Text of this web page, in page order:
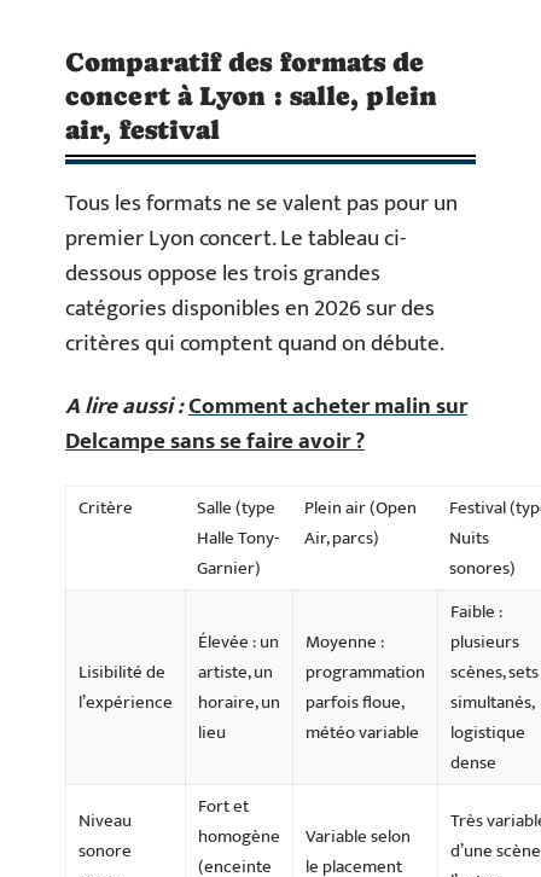
Comparatif des formats de
concert à Lyon : salle, plein
air, festival
Tous les formats ne se valent pas pour un
premier Lyon concert. Le tableau ci-
dessous oppose les trois grandes
catégories disponibles en 2026 sur des
critères qui comptent quand on débute.
A lire aussi :Comment acheter malin sur
Delcampe sans se faire avoir ?
Critère
Salle (type
Halle Tony-
Garnier)
Plein air (Open
Air, parcs)
Festival
Nuits
sonores)
Lisibilité de
l’expérience
Élevée : un
artiste, un
horaire, un
lieu
Moyenne :
programmation
parfois floue,
météo variable
Faible :
plusieurs
scènes, sets
simultanés,
logistique
dense
Niveau
sonore
Fort et
homogène
(enceinte
Variable selon
le placement
Très
d’une